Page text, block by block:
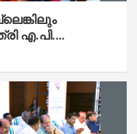
എ.പി.